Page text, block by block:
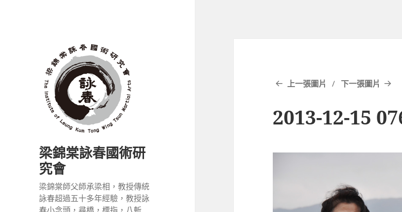
梁錦棠詠春國術研
究會
梁錦棠師父師承梁相，教授傳統
詠春超過五十多年經驗，教授詠
上一張圖片 下一張圖片
2013-12-15